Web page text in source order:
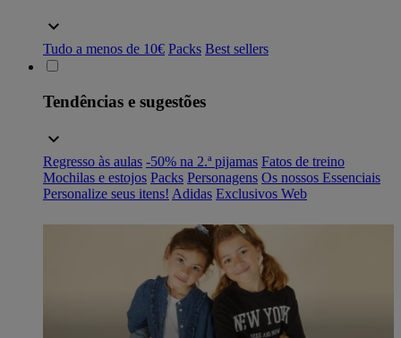
Tudo a menos de 10€ Packs Best sellers
Tendências e sugestões
Regresso às aulas -50% na 2.ª pijamas Fatos de treino
Mochilas e estojos Packs Personagens Os nossos Essenciais
Personalize seus itens! Adidas Exclusivos Web